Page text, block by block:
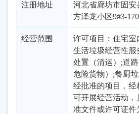
注册地址
河北省廊坊市固
方泽龙小区9#3-
经营范围
许可项目：住宅
生活垃圾经营性服
处置（清运）;道
危险货物）;餐厨
经批准的项目，
可开展经营活动
准文件或许可证件